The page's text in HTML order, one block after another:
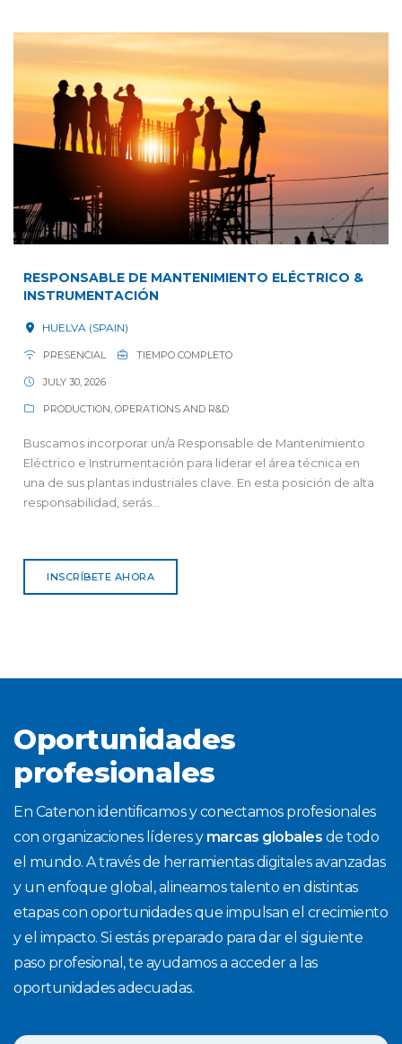
RESPONSABLE DE MANTENIMIENTO ELÉCTRICO &
INSTRUMENTACIÓN
HUELVA (SPAIN)
PRESENCIAL TIEMPO COMPLETO
JULY 30, 2026
PRODUCTION, OPERATIONS AND R&D
Buscamos incorporar un/a Responsable de Mantenimiento
Eléctrico e Instrumentación para liderar el área técnica en
una de sus plantas industriales clave. En esta posición de alta
responsabilidad, serás...
INSCRÍBETE AHORA
Oportunidades
profesionales
En Catenon identificamos y conectamos profesionales
con organizaciones líderes y marcas globales de todo
el mundo. A través de herramientas digitales avanzadas
y un enfoque global, alineamos talento en distintas
etapas con oportunidades que impulsan el crecimiento
y el impacto. Si estás preparado para dar el siguiente
paso profesional, te ayudamos a acceder a las
oportunidades adecuadas.